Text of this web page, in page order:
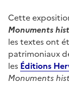
Cette
Monuments
les textes ont
patrimoniaux
les Éditions
Monuments